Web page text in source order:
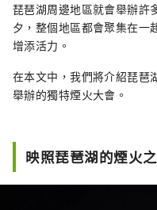
琵琶湖周邊地區就會舉辦許
夕，整個地區都會聚集在一
增添活力。
在本文中，我們將介紹琵琶
舉辦的獨特煙火大會。
映照琵琶湖的煙火